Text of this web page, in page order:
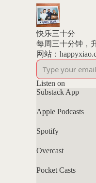
快乐三十分
每周三十分钟，
网站：
Listen on
Substack App
Apple Podcasts
Spotify
Overcast
Pocket Casts